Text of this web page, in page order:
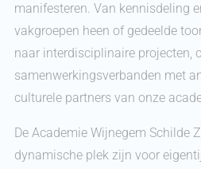
manifesteren. Van kennisdeling
vakgroepen heen of gedeelde
naar interdisciplinaire projecten,
samenwerkingsverbanden met
culturele partners van onze
De Academie Wijnegem Schilde
dynamische plek zijn voor